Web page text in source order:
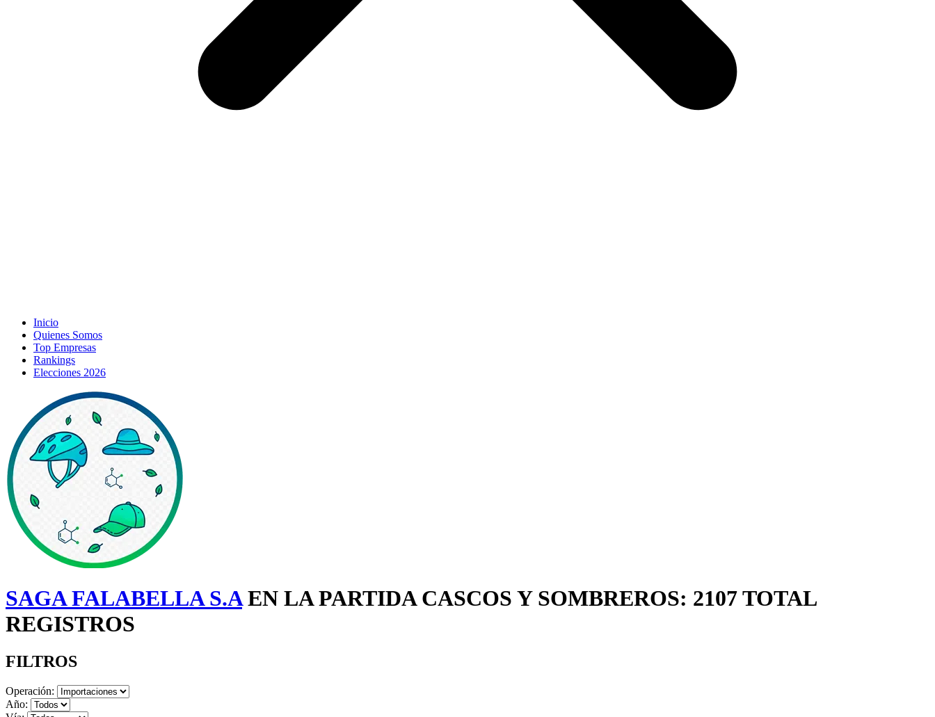
Inicio
Quienes Somos
Top Empresas
Rankings
Elecciones 2026
SAGA FALABELLA S.AEN LA PARTIDA CASCOS Y SOMBREROS: 2107 TOTAL
REGISTROS
FILTROS
Operación:
Año: